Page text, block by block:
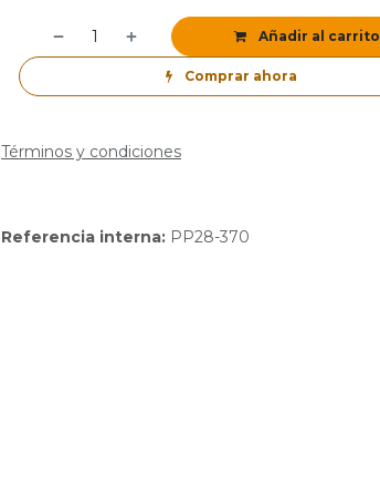
Añadir al carrito
Comprar ahora
Términos y condiciones
Referencia interna: PP28-370